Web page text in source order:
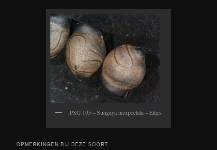
PSG 195 – Sungaya inexpectata – Eitjes
OPMERKINGEN BIJ DEZE SOORT